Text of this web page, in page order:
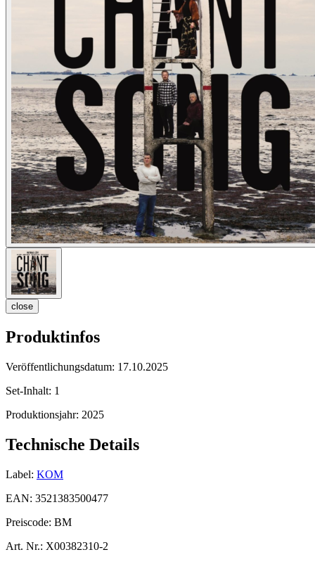
close
Produktinfos
Veröffentlichungsdatum: 17.10.2025
Set-Inhalt: 1
Produktionsjahr: 2025
Technische Details
Label: KOM
EAN: 3521383500477
Preiscode: BM
Art. Nr.: X00382310-2